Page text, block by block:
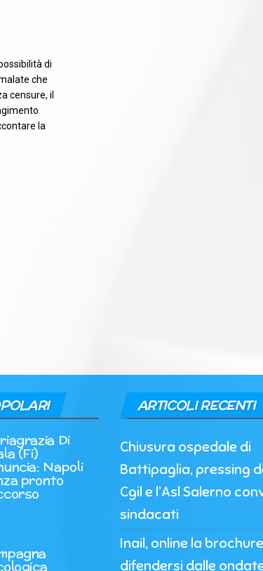
di
che
censure, il
la
Di
(Fi)
Napoli
pronto
ARTICOLI RECENTI
Chiusura ospedale di
Battipaglia, pressing
Cgil e l’Asl Salerno
sindacati
Inail, online la
difendersi dalle